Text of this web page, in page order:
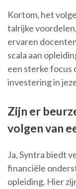
Kortom, het
talrijke
ervaren
scala aan
een sterke focus
investering in
Zijn er
volgen van
Ja, Syntra biedt
financiële
opleiding. Hier